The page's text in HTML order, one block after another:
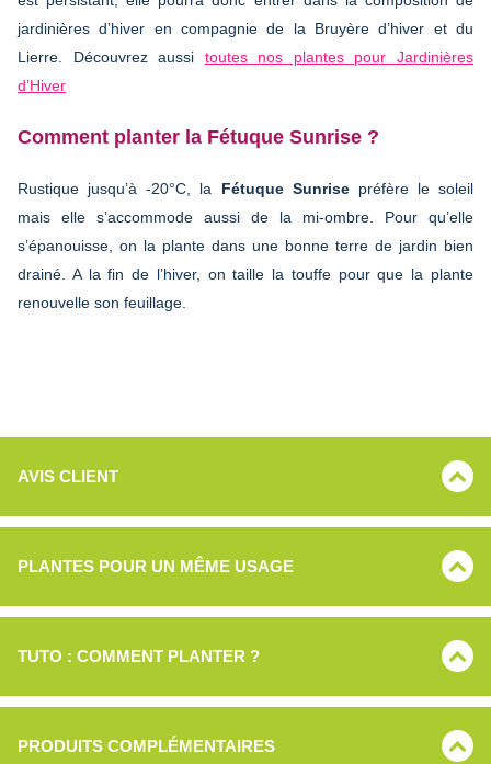
jardinières d’hiver en compagnie de la Bruyère d’hiver et du
Lierre. Découvrez aussi toutes nos plantes pour Jardinières
d’Hiver
Comment planter la Fétuque Sunrise ?
Rustique jusqu’à -20°C, la Fétuque Sunrisepréfère le soleil
mais elle s’accommode aussi de la mi-ombre. Pour qu’elle
s’épanouisse, on la plante dans une bonne terre de jardin bien
drainé. A la fin de l’hiver, on taille la touffe pour que la plante
renouvelle son feuillage.
AVIS CLIENT
PLANTES POUR UN MÊME USAGE
TUTO : COMMENT PLANTER ?
PRODUITS COMPLÉMENTAIRES